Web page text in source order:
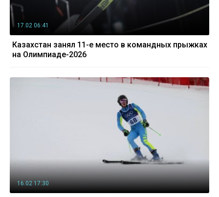
17.02 06:41
Казахстан занял 11-е место в командных прыжках
на Олимпиаде-2026
16.02 17:30